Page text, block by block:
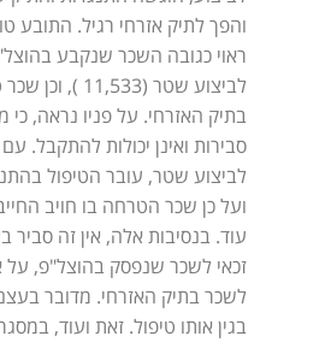
והפך לתיק אזרחי רגיל. התובע
ראוי כגובה השכר שנקבע
לביצוע שטר
בתיק האזרחי. על פניו נראה, כי
סבירות ואינן יכולות להתקבל.
לביצוע שטר, עובר הטיפול
ועל כן שכר הטרחה בו חויב
עוד. בנסיבות אלה, אין זה סביר
זכאי לשכר שנפסק בהוצל"פ, על
לשכר בתיק האזרחי. מדובר
בגין אותו טיפול. זאת ועוד,